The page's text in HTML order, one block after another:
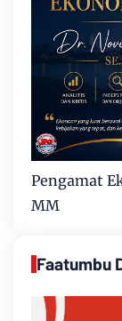
Pengamat
MM
Faatumbu